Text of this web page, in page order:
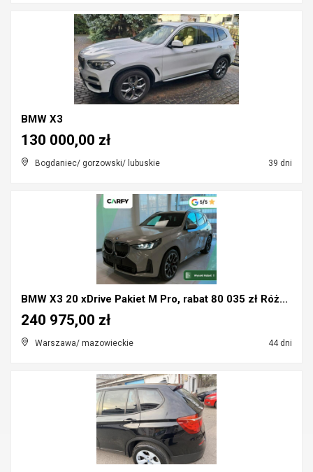
BMW X3
Bogdaniec/ gorzowski/ lubuskie 39 dni
130 000,00 zł
BMW X3 20 xDrive Pakiet M Pro, rabat 80 035 zł Róż...
Warszawa/ mazowieckie 44 dni
240 975,00 zł